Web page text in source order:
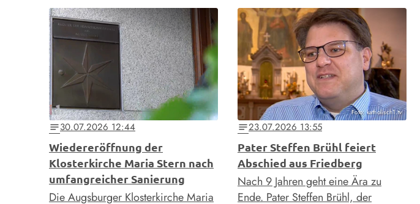
notes30.07.2026 12:44
Wiedereröffnung der
Klosterkirche Maria Stern nach
umfangreicher Sanierung
Die Augsburger Klosterkirche Maria
Foto: katholisch1.tv
notes23.07.2026 13:55
Pater Steffen Brühl feiert
Abschied aus Friedberg
Nach 9 Jahren geht eine Ära zu
Ende. Pater Steffen Brühl, der